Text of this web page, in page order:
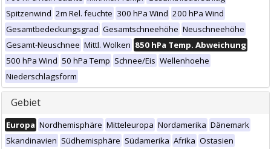
Spitzenwind 2m Rel. feuchte 300 hPa Wind 200 hPa Wind
Gesamtbedeckungsgrad Gesamtschneehöhe Neuschneehöhe
Gesamt-Neuschnee Mittl. Wolken 850 hPa Temp. Abweichung
500 hPa Wind 50 hPa Temp Schnee/Eis Wellenhoehe
Niederschlagsform
Gebiet
Europa Nordhemisphäre Mitteleuropa Nordamerika Dänemark
Skandinavien Südhemisphäre Südamerika Afrika Ostasien